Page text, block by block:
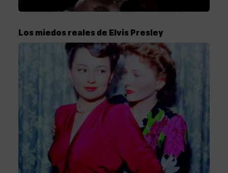
Los miedos reales de Elvis Presley